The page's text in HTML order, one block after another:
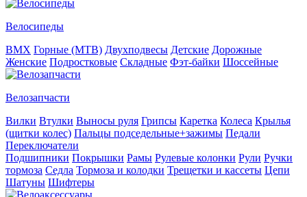
Велосипеды
BMX Горные (MTB) Двухподвесы Детские Дорожные
Женские Подростковые Складные Фэт-байки Шоссейные
Велозапчасти
Вилки Втулки Выносы руля Грипсы Каретка Колеса Крылья
(щитки колес) Пальцы подседельные+зажимы Педали
Переключатели
Подшипники Покрышки Рамы Рулевые колонки Рули Ручки
тормоза Седла Тормоза и колодки Трещетки и кассеты Цепи
Шатуны Шифтеры